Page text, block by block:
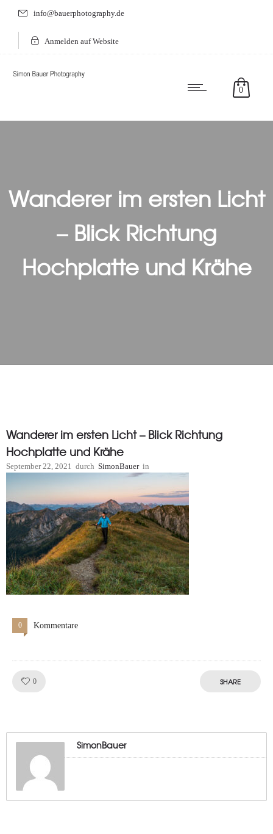
info@bauerphotography.de
Anmelden auf Website
0
Wanderer im ersten Licht
– Blick Richtung
Hochplatte und Krähe
Wanderer im ersten Licht – Blick Richtung
Hochplatte und Krähe
September 22, 2021 durch SimonBauer in
0 Kommentare
0 SHARE
SimonBauer